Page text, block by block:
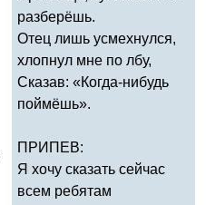
разберёшь.
Отец лишь усмехнулся,
хлопнул мне по лбу,
Сказав: «Когда-нибудь
поймёшь».
ПРИПЕВ:
Я хочу сказать сейчас
всем ребятам